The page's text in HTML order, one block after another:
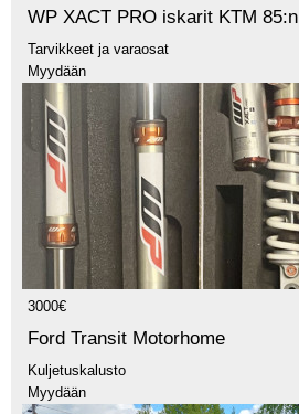
WP XACT PRO iskarit KTM 85:n
Tarvikkeet ja varaosat
Myydään
3000€
Ford Transit Motorhome
Kuljetuskalusto
Myydään